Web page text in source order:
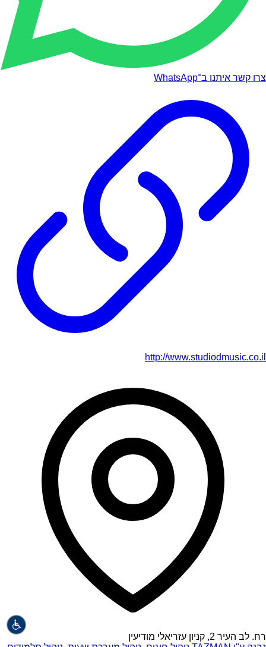
צרו קשר איתנו ב־WhatsApp
http://www.studiodmusic.co.il
רח. לב העיר 2, קניון עזריאלי מודיעין